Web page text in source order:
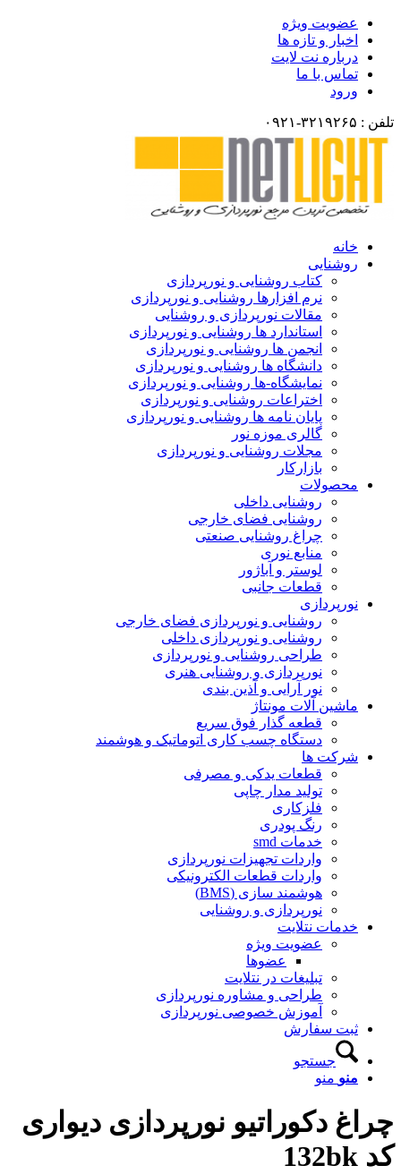
عضویت ویژه
اخبار و تازه ها
درباره نت لایت
تماس با ما
ورود
تلفن : ۳۲۱۹۲۶۵-۰۹۲۱
خانه
روشنایی
کتاب روشنایی و نورپردازی
نرم افزارها روشنایی و نورپردازی
مقالات نورپردازی و روشنایی
استاندارد ها روشنایی و نورپردازی
انجمن ها روشنایی و نورپردازی
دانشگاه ها روشنایی و نورپردازی
نمایشگاه-ها روشنایی و نورپردازی
اختراعات روشنایی و نورپردازی
پایان نامه ها روشنایی و نورپردازی
گالری موزه نور
مجلات روشنایی و نورپردازی
بازارکار
محصولات
روشنایی داخلی
روشنایی فضای خارجی
چراغ روشنایی صنعتی
منابع نوری
لوستر و آباژور
قطعات جانبی
نورپردازی
روشنایی و نورپردازی فضای خارجی
روشنایی و نورپردازی داخلی
طراحی روشنایی و نورپردازی
نورپردازی و روشنایی هنری
نور آرایی و آذین بندی
ماشین آلات مونتاژ
قطعه گذار فوق سریع
دستگاه چسب کاری اتوماتیک و هوشمند
شرکت ها
قطعات یدکی و مصرفی
تولید مدار چاپی
فلزکاری
رنگ پودری
خدمات smd
واردات تجهیزات نورپردازی
واردات قطعات الکترونیکی
هوشمند سازی (BMS)
نورپردازی و روشنایی
خدمات نتلایت
عضویت ویژه
عضوها
تبلیغات در نتلایت
طراحی و مشاوره نورپردازی
آموزش خصوصی نورپردازی
ثبت سفارش
جستجو
منو منو
چراغ دکوراتیو نورپردازی دیواری
کد 132bk